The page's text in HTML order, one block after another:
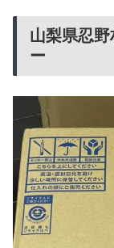
山梨県忍
ー